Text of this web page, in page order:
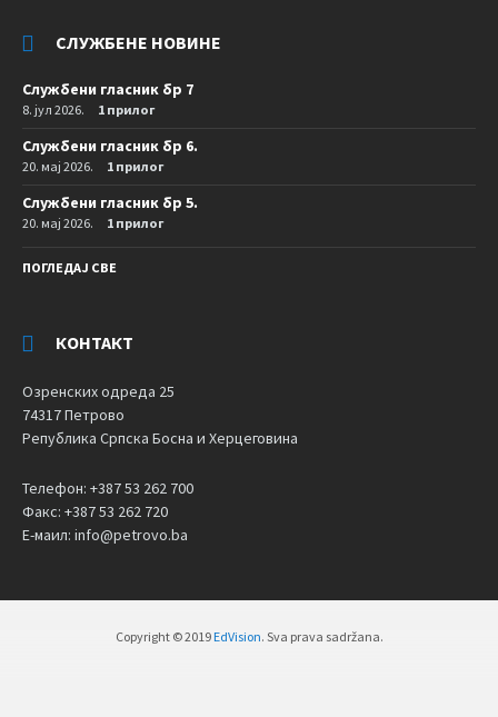
СЛУЖБЕНЕ НОВИНЕ
Службени гласник бр 7
8. јул 2026. 1 прилог
Службени гласник бр 6.
20. мај 2026. 1 прилог
Службени гласник бр 5.
20. мај 2026. 1 прилог
ПОГЛЕДАЈ СВЕ
КОНТАКТ
Озренских одреда 25
74317 Петрово
Република Српска Босна и Херцеговина
Телефон: +387 53 262 700
Факс: +387 53 262 720
Е-маил: info@petrovo.ba
Copyright © 2019 EdVision. Sva prava sadržana.